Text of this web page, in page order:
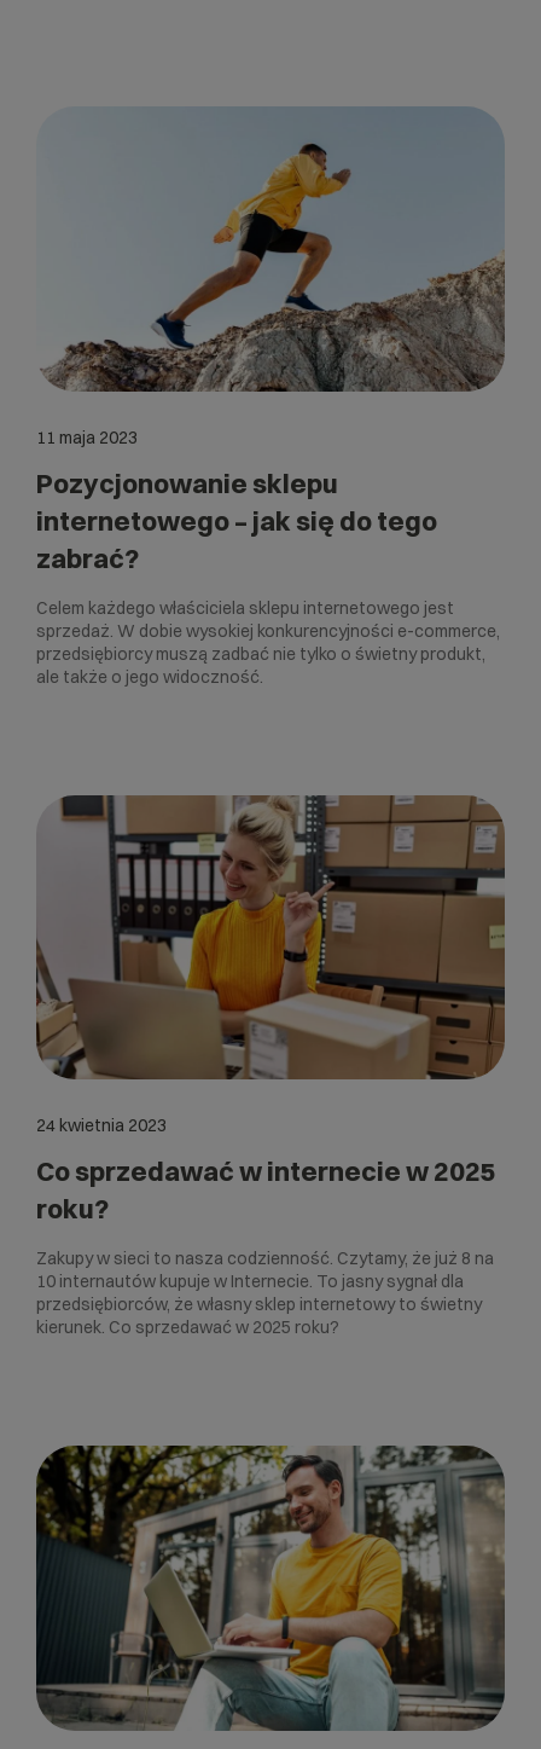
11 maja 2023
Pozycjonowanie sklepu
internetowego – jak się do tego
zabrać?
Celem każdego właściciela sklepu internetowego jest
sprzedaż. W dobie wysokiej konkurencyjności e-commerce,
przedsiębiorcy muszą zadbać nie tylko o świetny produkt,
ale także o jego widoczność.
24 kwietnia 2023
Co sprzedawać w internecie w 2025
roku?
Zakupy w sieci to nasza codzienność. Czytamy, że już 8 na
10 internautów kupuje w Internecie. To jasny sygnał dla
przedsiębiorców, że własny sklep internetowy to świetny
kierunek. Co sprzedawać w 2025 roku?